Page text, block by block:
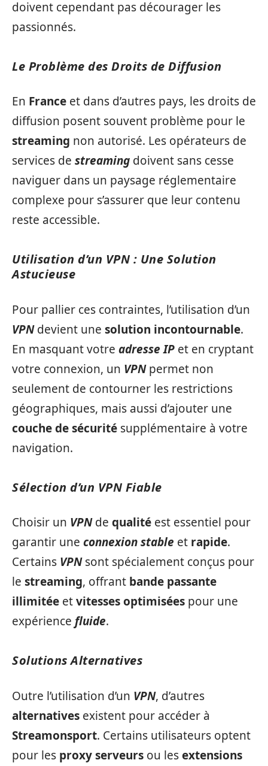
doivent cependant pas décourager les
passionnés.
Le Problème des Droits de Diffusion
En France et dans d’autres pays, les droits de
diffusion posent souvent problème pour le
streaming non autorisé. Les opérateurs de
services de streaming doivent sans cesse
naviguer dans un paysage réglementaire
complexe pour s’assurer que leur contenu
reste accessible.
Utilisation d’un VPN : Une Solution
Astucieuse
Pour pallier ces contraintes, l’utilisation d’un
VPNdevient une solution incontournable.
En masquant votre adresse IP et en cryptant
votre connexion, un VPNpermet non
seulement de contourner les restrictions
géographiques, mais aussi d’ajouter une
couche de sécurité supplémentaire à votre
navigation.
Sélection d’un VPN Fiable
Choisir un VPNde qualité est essentiel pour
garantir une connexion stable et rapide.
Certains VPNsont spécialement conçus pour
le streaming, offrant bande passante
illimitée etvitesses optimisées pour une
expérience fluide.
Solutions Alternatives
Outre l’utilisation d’un VPN, d’autres
alternatives existent pour accéder à
Streamonsport. Certains utilisateurs optent
pour les proxy serveurs ou lesextensions